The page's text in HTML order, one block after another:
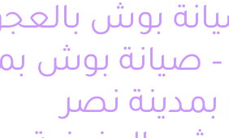
بوش
صيانة بوش
نصر